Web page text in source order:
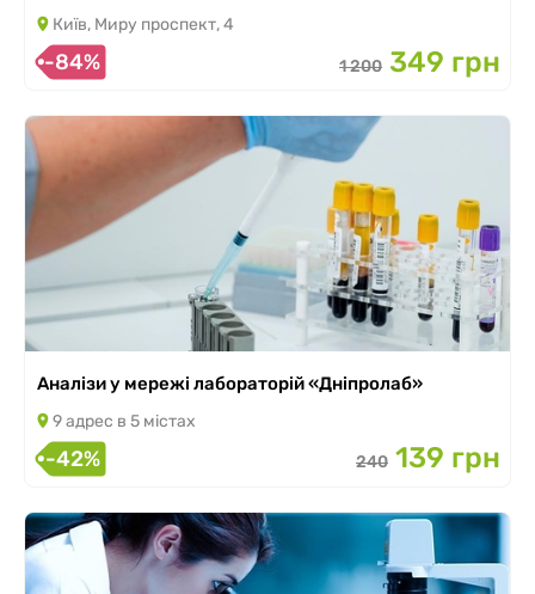
Київ, Миру проспект, 4
-84% 1 200 349 грн
Аналізи у мережі лабораторій «Дніпролаб»
9 адрес в 5 містах
-42% 240 139 грн